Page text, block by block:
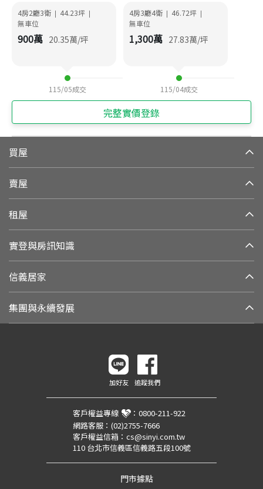
4房2廳3衛 | 44.23坪 |
無車位
900萬 20.35萬/坪
115/05成交
4房3廳4衛 | 46.72坪 |
無車位
1,300萬 27.83萬/坪
115/04成交
完整實價登錄
買屋
賣屋
租屋
實登與房訊知識
信義居家
集團與永續發展
加好友 追蹤我們
客戶權益專線 ： 0800-211-922
網路客服： (02)2755-7666
客戶權益信箱： cs@sinyi.com.tw
110 台北市信義區信義路五段100號
門市據點